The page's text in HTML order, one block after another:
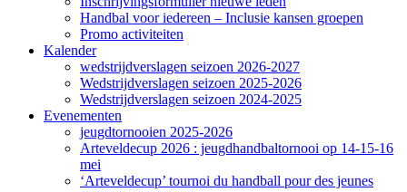
Handbal voor iedereen – Inclusie kansen groepen
Promo activiteiten
Kalender
wedstrijdverslagen seizoen 2026-2027
Wedstrijdverslagen seizoen 2025-2026
Wedstrijdverslagen seizoen 2024-2025
Evenementen
jeugdtornooien 2025-2026
Arteveldecup 2026 : jeugdhandbaltornooi op 14-15-16
mei
‘Arteveldecup’ tournoi du handball pour des jeunes